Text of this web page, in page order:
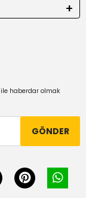
haberdar olmak
GÖNDER